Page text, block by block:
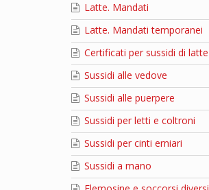
Latte. Mandati
Latte. Mandati temporanei
Certificati per sussidi di latte
Sussidi alle vedove
Sussidi alle puerpere
Sussidi per letti e coltroni
Sussidi per cinti erniari
Sussidi a mano